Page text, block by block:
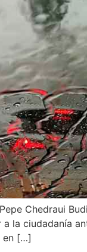
Chedraui
la ciudadanía
en […]